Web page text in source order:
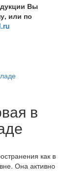
Вы
или по
в
как в
Она активно